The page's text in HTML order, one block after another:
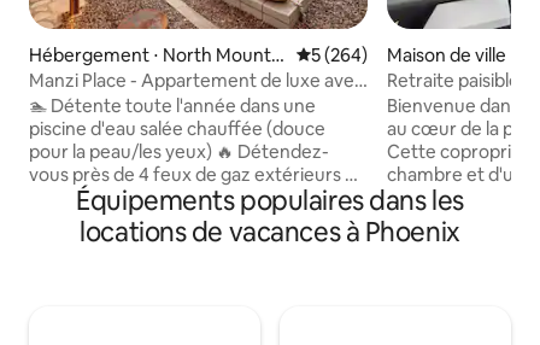
Hébergement ⋅ North Mountai
n
Évaluation moyenne sur la
5 (264)
Manzi Place - Appartement de luxe avec
piscine chauffée et feu de cheminée
🏊 Détente toute l'année dans une
piscine d'eau salée chauffée (douce
pour la peau/les yeux) 🔥 Détendez-
vous près de 4 feux de gaz extérieurs 🍖
Grill pour les groupes au
barbecue/cuisine extérieur 🛋️
Ambiance chaleureuse grâce à la
Maison de ville ⋅
East
Retraite paisible
Bienvenue dans
au cœur de la
Cette
chambre et d'une
retraite élégante
dans une
une vue
Équipements populaires dans les
locations de vacances à Phoenix